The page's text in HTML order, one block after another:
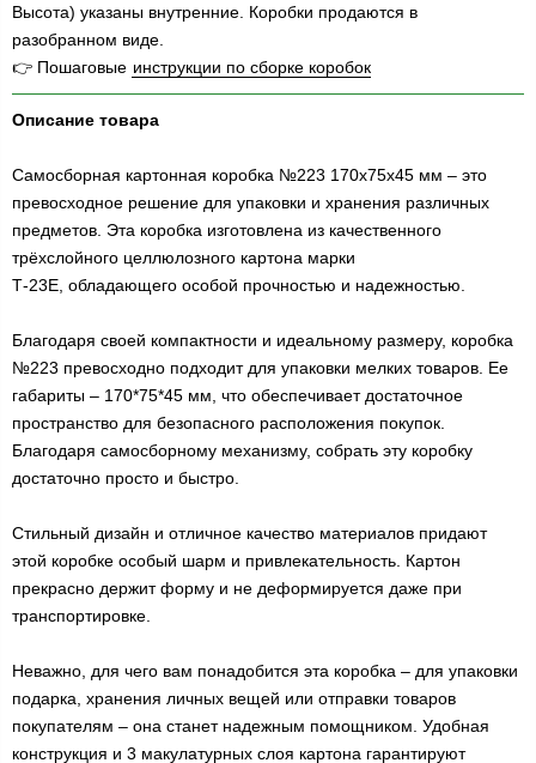
Высота) указаны внутренние. Коробки продаются в
разобранном виде.
👉 Пошаговые инструкции по сборке коробок
Описание товара
Самосборная картонная коробка №223 170х75х45 мм – это
превосходное решение для упаковки и хранения различных
предметов. Эта коробка изготовлена из качественного
трёхслойного целлюлозного картона марки
Т-23Е, обладающего особой прочностью и надежностью.
Благодаря своей компактности и идеальному размеру, коробка
№223 превосходно подходит для упаковки мелких товаров. Ее
габариты – 170*75*45 мм, что обеспечивает достаточное
пространство для безопасного расположения покупок.
Благодаря самосборному механизму, собрать эту коробку
достаточно просто и быстро.
Стильный дизайн и отличное качество материалов придают
этой коробке особый шарм и привлекательность. Картон
прекрасно держит форму и не деформируется даже при
транспортировке.
Неважно, для чего вам понадобится эта коробка – для упаковки
подарка, хранения личных вещей или отправки товаров
покупателям – она станет надежным помощником. Удобная
конструкция и 3 макулатурных слоя картона гарантируют